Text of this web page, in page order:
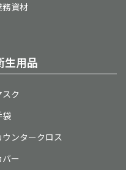
務資材
生用品
スク
袋
ウンタークロス
バー